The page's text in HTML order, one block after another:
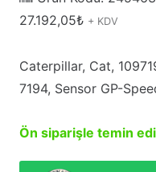
27.192,05₺ + KDV
Caterpillar, Cat,
7194, Sensor GP-
Ön siparişle temin